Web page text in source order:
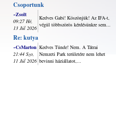
Csoportunk
~Zsolt
09:27 Hé,
13 Júl 2026
Kedves Gabi! Köszönjük! Az IFA-t,
végül többszörös kérdésünkre sem...
Re: kutya
~CsMarton
21:44 Szo,
11 Júl 2026
Kedves Tünde! Nem. A Tátrai
Nemzeti Park területére nem lehet
bevinni háziállatot,...